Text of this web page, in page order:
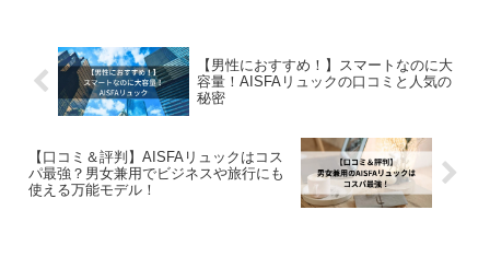
【男性におすすめ！】スマートなのに大
容量！AISFAリュックの口コミと人気の
秘密
【口コミ＆評判】AISFAリュックはコス
パ最強？男女兼用でビジネスや旅行にも
使える万能モデル！